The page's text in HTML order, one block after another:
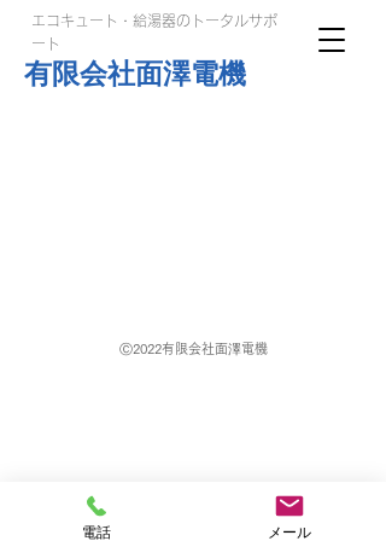
エコキュート・給湯器のトータルサポ
ート
有限会社面澤電機
​Ⓒ2022有限会社面澤電機
電話 メール